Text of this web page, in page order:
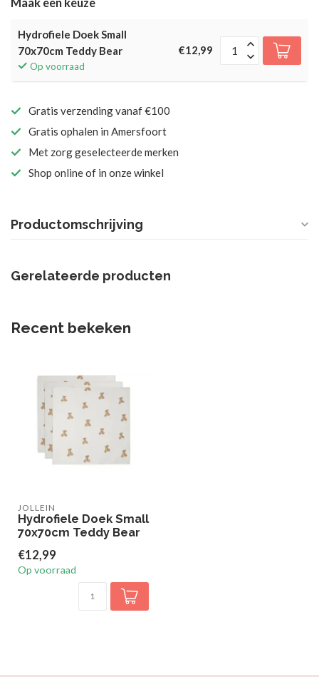
Maak een keuze
Hydrofiele Doek Small
70x70cm Teddy Bear
Op voorraad
€12,99
Gratis verzending vanaf €100
Gratis ophalen in Amersfoort
Met zorg geselecteerde merken
Shop online of in onze winkel
Productomschrijving
Gerelateerde producten
Recent bekeken
JOLLEIN
Hydrofiele Doek Small
70x70cm Teddy Bear
€12,99
Op voorraad